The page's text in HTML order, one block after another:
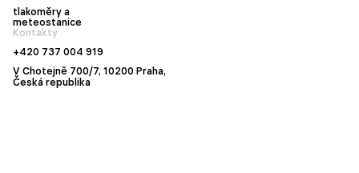
tlakoměry a
meteostanice
Kontakty
+420 737 004 919
V Chotejně 700/7, 10200 Praha,
Česká republika